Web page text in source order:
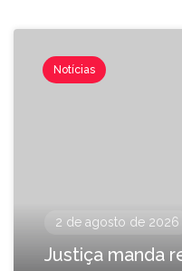
Notícias
2 de agosto de 2026
Justiça manda